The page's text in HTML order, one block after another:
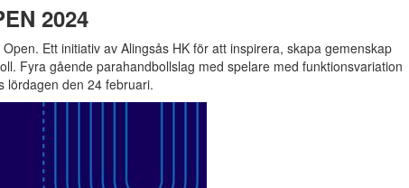
2024
Ett initiativ av Alingsås HK för att inspirera, skapa gemenskap
Fyra gående parahandbollslag med spelare med funktionsvariation
lördagen den 24 februari.